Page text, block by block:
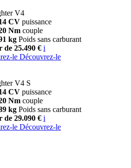
V4
CV puissance
Nm couple
kg Poids sans carburant
de 25.490 € i
le Découvrez-le
V4 S
CV puissance
Nm couple
kg Poids sans carburant
de 29.090 € i
le Découvrez-le